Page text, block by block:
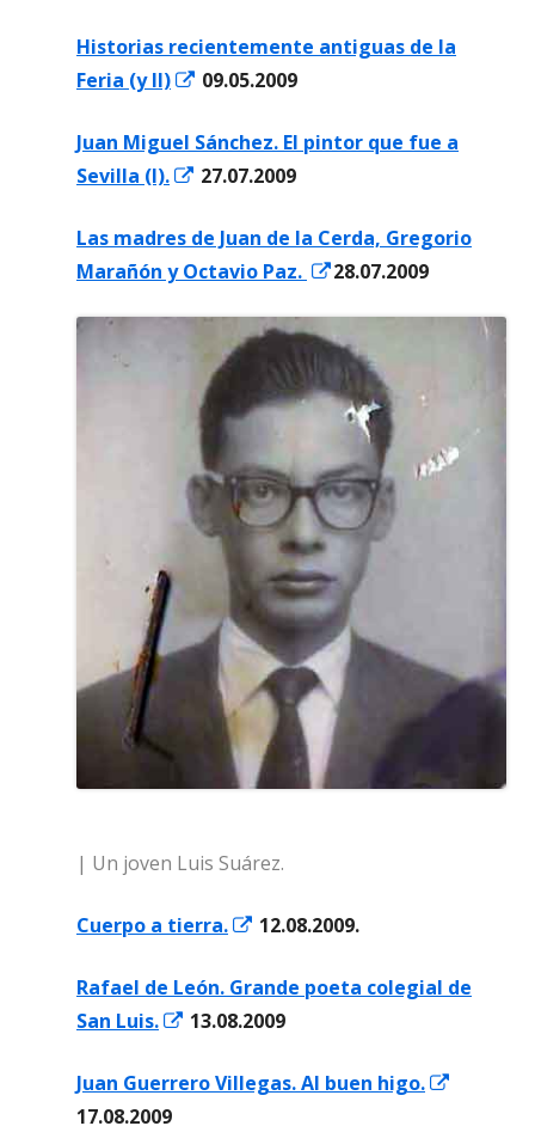
una
ventana
Historias recientemente antiguas de la
Feria (y II)
Abrir
una
ventana
09.05.2009
Juan Miguel Sánchez. El pintor que fue a
Sevilla (I).
Abrir
una
ventana
27.07.2009
Las madres de Juan de la Cerda, Gregorio
Marañón y Octavio Paz.
Abrir
una
ventana
nueva
28.07.2009
| Un joven Luis Suárez.
Cuerpo a tierra.
Abrir
una
ventana
12.08.2009.
Rafael de León. Grande poeta colegial de
San Luis.
Abrir
una
13.08.2009
Juan Guerrero Villegas. Al buen higo.
17.08.2009